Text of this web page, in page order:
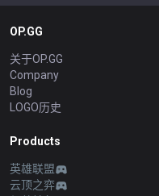
OP.GG
关于OP.GG
Company
Blog
LOGO历史
Products
英雄联盟
云顶之弈